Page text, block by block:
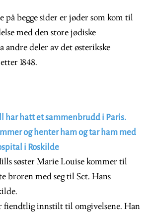
på begge sider er jøder som kom til
med den store jødiske
andre deler av det østerikske
1848.
har hatt et sammenbrudd i Paris.
og henter ham og tar ham med
i Roskilde
søster Marie Louise kommer til
broren med seg til Sct. Hans
fiendtlig innstilt til omgivelsene. Han